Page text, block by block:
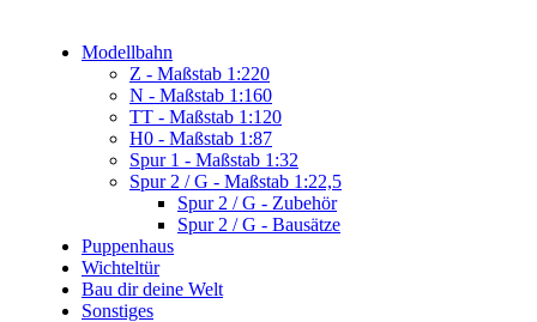
Modellbahn
Z - Maßstab 1:220
N - Maßstab 1:160
TT - Maßstab 1:120
H0 - Maßstab 1:87
Spur 1 - Maßstab 1:32
Spur 2 / G - Maßstab 1:22,5
Spur 2 / G - Zubehör
Spur 2 / G - Bausätze
Puppenhaus
Wichteltür
Bau dir deine Welt
Sonstiges